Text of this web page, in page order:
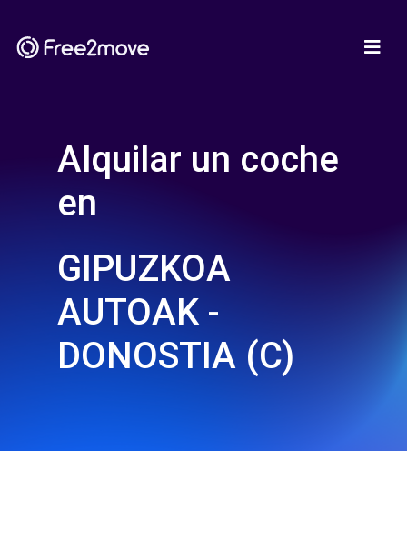
Alquilar un coche
en
GIPUZKOA
AUTOAK -
DONOSTIA (C)